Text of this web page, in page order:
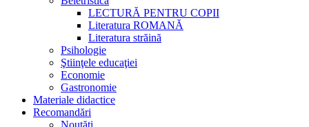
LECTURĂ PENTRU COPII
Literatura ROMANĂ
Literatura străină
Psihologie
Ştiinţele educaţiei
Economie
Gastronomie
Materiale didactice
Recomandări
Noutăţi